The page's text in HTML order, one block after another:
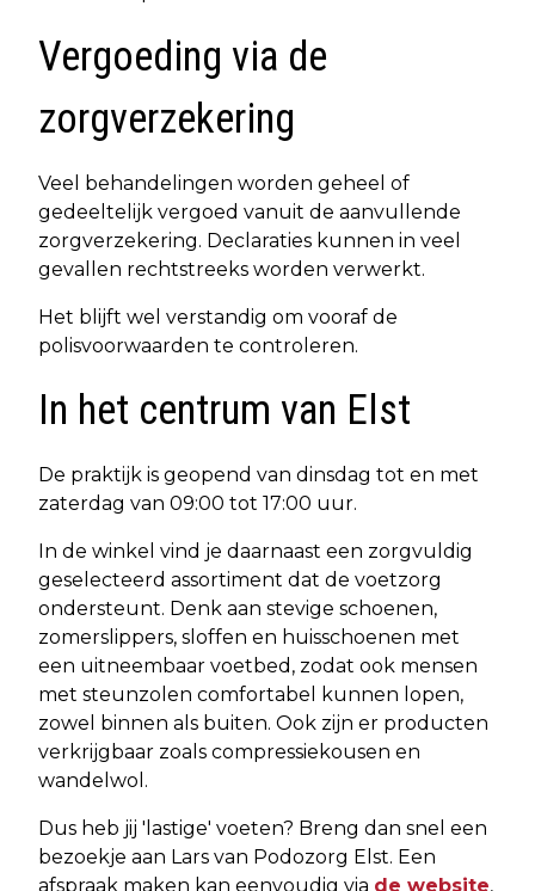
Vergoeding via de
zorgverzekering
Veel behandelingen worden geheel of
gedeeltelijk vergoed vanuit de aanvullende
zorgverzekering. Declaraties kunnen in veel
gevallen rechtstreeks worden verwerkt.
Het blijft wel verstandig om vooraf de
polisvoorwaarden te controleren.
In het centrum van Elst
De praktijk is geopend van dinsdag tot en met
zaterdag van 09:00 tot 17:00 uur.
In de winkel vind je daarnaast een zorgvuldig
geselecteerd assortiment dat de voetzorg
ondersteunt. Denk aan stevige schoenen,
zomerslippers, sloffen en huisschoenen met
een uitneembaar voetbed, zodat ook mensen
met steunzolen comfortabel kunnen lopen,
zowel binnen als buiten. Ook zijn er producten
verkrijgbaar zoals compressiekousen en
wandelwol.
Dus heb jij 'lastige' voeten? Breng dan snel een
bezoekje aan Lars van Podozorg Elst. Een
afspraak maken kan eenvoudig via de website,